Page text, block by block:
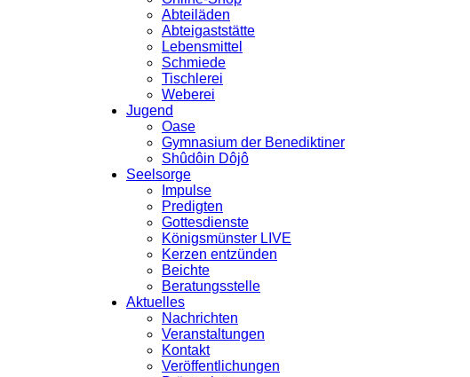
Abteiläden
Abteigaststätte
Lebensmittel
Schmiede
Tischlerei
Weberei
Jugend
Oase
Gymnasium der Benediktiner
Shûdôin Dôjô
Seelsorge
Impulse
Predigten
Gottesdienste
Königsmünster LIVE
Kerzen entzünden
Beichte
Beratungsstelle
Aktuelles
Nachrichten
Veranstaltungen
Kontakt
Veröffentlichungen